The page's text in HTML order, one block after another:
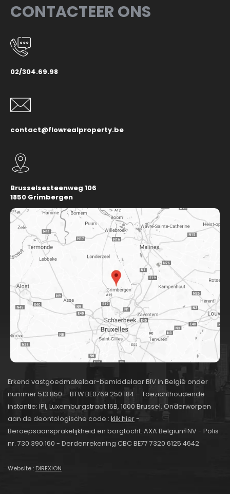
CONTACTEER ONS
02/304.69.98
contact@flowrealproperty.be
Brusselsesteenweg 106
1850 Grimbergen
Erkend vastgoedmakelaar-bemiddelaar BIV in België onder
nummer 513.850 – BTW BE0769.250.184 – Toezichthoudende
instantie: IPI, Luxemburgstraat 16B, 1000 Brussel. Onderworpen
aan de deontologische code.: klik hier-
Beroepsaansprakelijkheid en borgtocht: AXA Belgium NV - Polis
nr. 730.390.160 - Derdenrekening CBC BE77 7320 6125 4642
Website : DIREXION